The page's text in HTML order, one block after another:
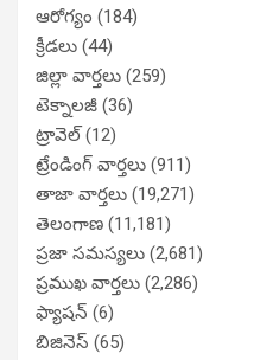
ఆరోగ్యం (184)
క్రీడలు (44)
జిల్లా వార్తలు (259)
టెక్నాలజీ (36)
ట్రావెల్(12)
ట్రేండింగ్ వార్తలు (911)
తాజా వార్తలు (19,271)
తెలంగాణ (11,181)
ప్రజా సమస్యలు (2,681)
ప్రముఖ వార్తలు (2,286)
ఫ్యాషన్ (6)
బిజినెస్ (65)